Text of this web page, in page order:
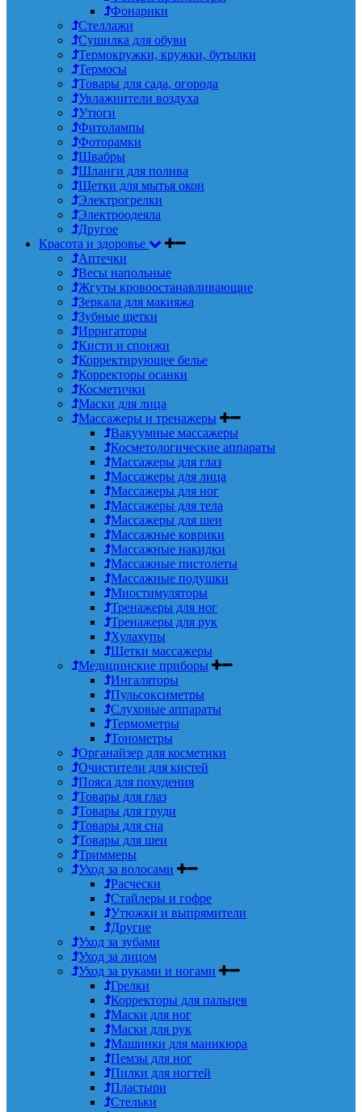
Фонарики
Стеллажи
Сушилка для обуви
Термокружки, кружки, бутылки
Термосы
Товары для сада, огорода
Увлажнители воздуха
Утюги
Фитолампы
Фоторамки
Швабры
Шланги для полива
Щетки для мытья окон
Электрогрелки
Электроодеяла
Другое
Красота и здоровье
Аптечки
Весы напольные
Жгуты кровоостанавливающие
Зеркала для макияжа
Зубные щетки
Ирригаторы
Кисти и спонжи
Корректирующее белье
Корректоры осанки
Косметички
Маски для лица
Массажеры и тренажеры
Вакуумные массажеры
Косметологические аппараты
Массажеры для глаз
Массажеры для лица
Массажеры для ног
Массажеры для тела
Массажеры для шеи
Массажные коврики
Массажные накидки
Массажные пистолеты
Массажные подушки
Миостимуляторы
Тренажеры для ног
Тренажеры для рук
Хулахупы
Щетки массажеры
Медицинские приборы
Ингаляторы
Пульсоксиметры
Слуховые аппараты
Термометры
Тонометры
Органайзер для косметики
Очистители для кистей
Пояса для похудения
Товары для глаз
Товары для груди
Товары для сна
Товары для шеи
Триммеры
Уход за волосами
Расчески
Стайлеры и гофре
Утюжки и выпрямители
Другие
Уход за зубами
Уход за лицом
Уход за руками и ногами
Грелки
Корректоры для пальцев
Маски для ног
Маски для рук
Машинки для маникюра
Пемзы для ног
Пилки для ногтей
Пластыри
Стельки